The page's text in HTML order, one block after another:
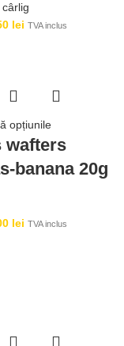
lei TVA inclus
opțiunile
wafters
banana 20g
lei TVA inclus